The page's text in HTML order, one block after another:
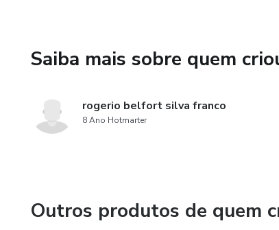
Saiba mais sobre quem
rogerio belfort silva franco
8 Ano Hotmarter
Outros produtos de quem